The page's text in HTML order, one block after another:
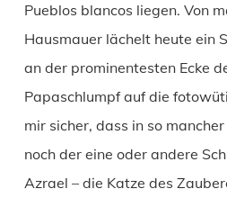
Pueblos blancos liegen. Von
Hausmauer lächelt heute ein
an der prominentesten Ecke
Papaschlumpf auf die
mir sicher, dass in so
noch der eine oder andere
Azrael – die Katze des